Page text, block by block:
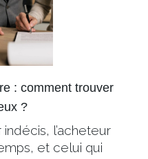
: comment trouver
?
indécis, l’acheteur
et celui qui